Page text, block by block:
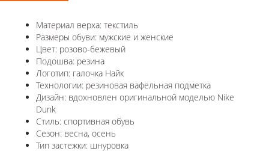
Материал верха: текстиль
Размеры обуви: мужские и женские
Цвет: розово-бежевый
Подошва: резина
Логотип: галочка Найк
Технологии: резиновая вафельная подметка
Дизайн: вдохновлен оригинальной моделью Nike
Dunk
Стиль: спортивная обувь
Сезон: весна, осень
Тип застежки: шнуровка